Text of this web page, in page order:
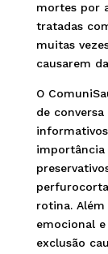
mortes por
tratadas
muitas
causarem
O
de
importância
rotina.
emocional
exclusão